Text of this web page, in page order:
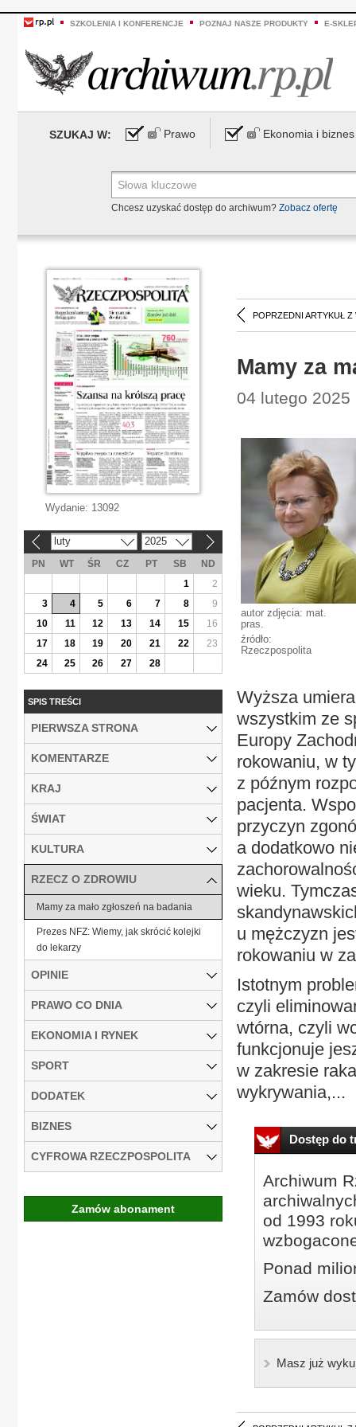
SZKOLENIA I KONFERENCJE POZNAJ NASZE PRODUKTY E-
SZUKAJ W: Prawo Ekonomia i biznes
Chcesz uzyskać dostęp do archiwum? Zobacz ofertę
POPRZEDNI ARTYKUŁ Z
Mamy za
04 lutego
autor zdjęcia: mat.
pras.
źródło:
Rzeczpospolita
Wyższa
wszystkim ze
Europy
rokowaniu, w
z późnym
pacjenta.
przyczyn
a dodatkowo
wieku.
u mężczyzn
rokowaniu w
Istotnym
czyli
wtórna, czyli
funkcjonuje
w zakresie
wykrywania,...
Dostęp do
Archiwum
od 1993
Ponad
Zamów
Masz już
Wydanie: 13092
luty 2025
PN WT ŚR CZ PT SB
ND
1
2
3
4 5 6 7 8
9
10
11 12 13 14 15
16
17
18 19 20 21 22
23
24
25 26 27 28
SPIS TREŚCI
PIERWSZA STRONA
KOMENTARZE
KRAJ
ŚWIAT
KULTURA
RZECZ O ZDROWIU
Mamy za mało zgłoszeń na badania
Prezes NFZ: Wiemy, jak skrócić kolejki
do lekarzy
OPINIE
PRAWO CO DNIA
EKONOMIA I RYNEK
SPORT
DODATEK
BIZNES
CYFROWA RZECZPOSPOLITA
Zamów abonament